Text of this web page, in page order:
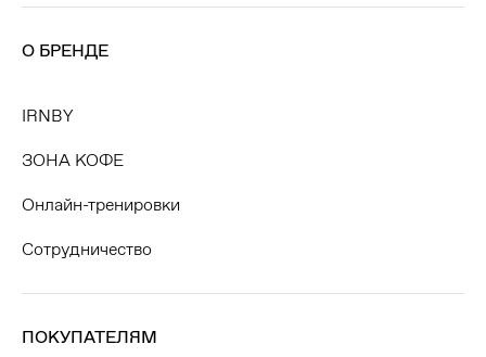
О БРЕНДЕ
IRNBY
ЗОНА КОФЕ
Онлайн-тренировки
Сотрудничество
ПОКУПАТЕЛЯМ